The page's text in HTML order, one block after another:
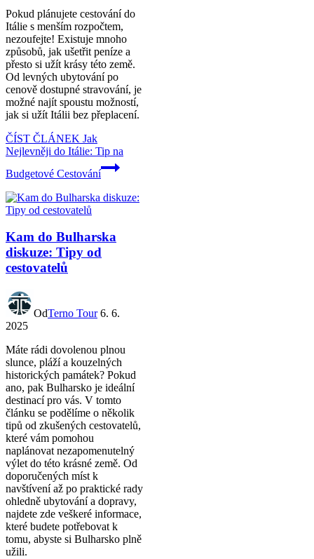
Pokud plánujete cestování do
Itálie s menším rozpočtem,
nezoufejte! Existuje mnoho
způsobů, jak ušetřit peníze a
přesto si užít krásy této země.
Od levných ubytování po
cenově dostupné stravování, je
možné najít spoustu možností,
jak si užít Itálii bez přeplacení.
ČÍST ČLÁNEK Jak
Nejlevněji do Itálie: Tip na
Budgetové Cestování
Kam do Bulharska
diskuze: Tipy od
cestovatelů
OdTerno Tour 6. 6.
2025
Máte rádi dovolenou plnou
slunce, pláží a kouzelných
historických památek? Pokud
ano, pak Bulharsko je ideální
destinací pro vás. V tomto
článku se podělíme o několik
tipů od zkušených cestovatelů,
které vám pomohou
naplánovat nezapomenutelný
výlet do této krásné země. Od
doporučených míst k
navštívení až po praktické rady
ohledně ubytování a dopravy,
najdete zde veškeré informace,
které budete potřebovat k
tomu, abyste si Bulharsko plně
užili.